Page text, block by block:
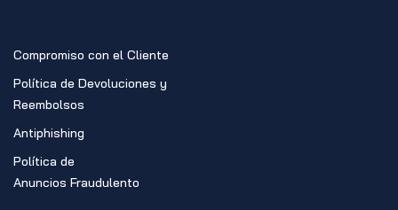
Compromiso con el Cliente
Política de Devoluciones y
Reembolsos
Antiphishing
Política de
Anuncios Fraudulento